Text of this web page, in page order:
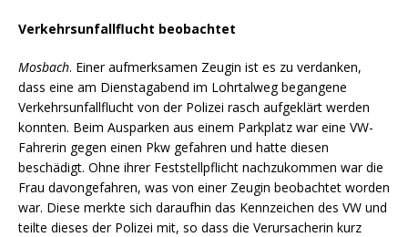
Verkehrsunfallflucht beobachtet
Mosbach. Einer aufmerksamen Zeugin ist es zu verdanken,
dass eine am Dienstagabend im Lohrtalweg begangene
Verkehrsunfallflucht von der Polizei rasch aufgeklärt werden
konnten. Beim Ausparken aus einem Parkplatz war eine VW-
Fahrerin gegen einen Pkw gefahren und hatte diesen
beschädigt. Ohne ihrer Feststellpflicht nachzukommen war die
Frau davongefahren, was von einer Zeugin beobachtet worden
war. Diese merkte sich daraufhin das Kennzeichen des VW und
teilte dieses der Polizei mit, so dass die Verursacherin kurz